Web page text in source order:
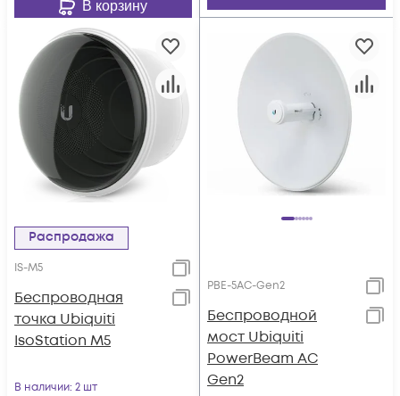
В корзину
Распродажа
IS-M5
Беспроводная
точка Ubiquiti
IsoStation M5
В наличии: 2 шт
PBE-5AC-Gen2
Беспроводной
мост Ubiquiti
PowerBeam AC
Gen2